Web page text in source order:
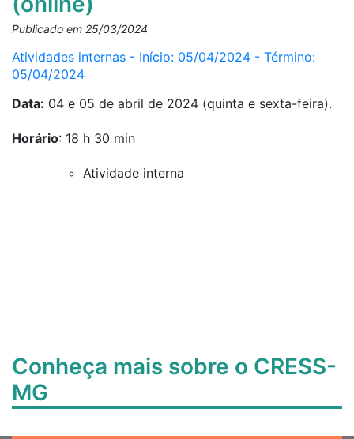
Publicado em 25/03/2024
Atividades internas - Início: 05/04/2024 - Término:
05/04/2024
Data: 04 e 05 de abril de 2024 (quinta e sexta-feira).
Horário: 18 h 30 min
Atividade interna
Conheça mais sobre o CRESS-
MG